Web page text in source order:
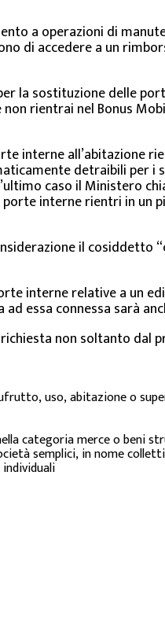
a operazioni di
di accedere a un
la sostituzione delle
rientrai nel Bonus
interne all’abitazione
detraibili per
caso il Ministero
interne rientri in un
il
interne relative a un
essa connessa sarà
non soltanto
uso, abitazione o
categoria merce o beni
semplici, in nome